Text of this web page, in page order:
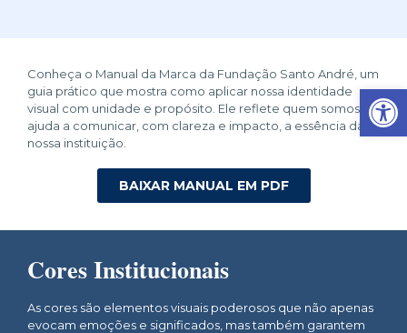
Barra de Ferramentas Aberta
Conheça o Manual da Marca da Fundação Santo André, um
guia prático que mostra como aplicar nossa identidade
visual com unidade e propósito. Ele reflete quem somos e
ajuda a comunicar, com clareza e impacto, a essência da
nossa instituição.
BAIXAR MANUAL EM PDF
Cores Institucionais
As cores são elementos visuais poderosos que não apenas
evocam emoções e significados, mas também garantem